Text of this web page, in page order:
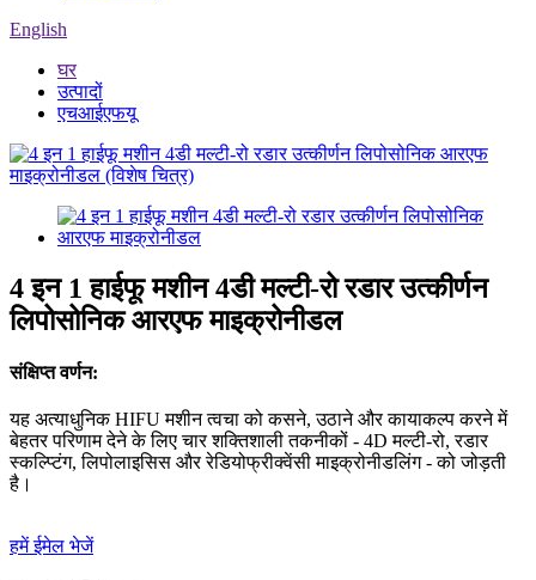
English
घर
उत्पादों
एचआईएफयू
4 इन 1 हाईफू मशीन 4डी मल्टी-रो रडार उत्कीर्णन
लिपोसोनिक आरएफ माइक्रोनीडल
संक्षिप्त वर्णन:
यह अत्याधुनिक HIFU मशीन त्वचा को कसने, उठाने और कायाकल्प करने में
बेहतर परिणाम देने के लिए चार शक्तिशाली तकनीकों - 4D मल्टी-रो, रडार
स्कल्प्टिंग, लिपोलाइसिस और रेडियोफ्रीक्वेंसी माइक्रोनीडलिंग - को जोड़ती
है।
हमें ईमेल भेजें